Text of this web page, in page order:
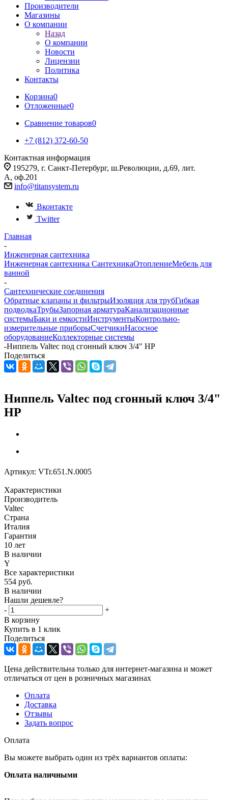
Производители
Магазины
О компании
Назад
О компании
Новости
Лицензии
Политика
Контакты
Корзина0
Отложенные0
Сравнение товаров0
+7 (812) 372-60-50
Контактная информация
195279, г. Санкт-Петербург, ш.Революции, д.69, лит.
А, оф.201
info@titansystem.ru
Вконтакте
Twitter
Главная
-
Инженерная сантехника
Инженерная сантехника СантехникаОтоплениеМебель для
ванной
-
Сантехнические соединения
Обратные клапаны и фильтрыИзоляция для трубГибкая
подводкаТрубыЗапорная арматураКанализационные
системыБаки и емкостиИнструментыКонтрольно-
измерительные приборыСчетчикиНасосное
оборудованиеКоллекторные системы
-Ниппель Valtec под сгонный ключ 3/4" НР
Поделиться
Ниппель Valtec под сгонный ключ 3/4"
НР
Артикул: VTr.651.N.0005
Характеристики
Производитель
Valtec
Страна
Италия
Гарантия
10 лет
В наличии
Y
Все характеристики
554 руб.
В наличии
Нашли дешевле?
-
+
В корзину
Купить в 1 клик
Поделиться
Цена действительна только для интернет-магазина и может
отличаться от цен в розничных магазинах
Оплата
Доставка
Отзывы
Задать вопрос
Оплата
Вы можете выбрать один из трёх вариантов оплаты:
Оплата наличными